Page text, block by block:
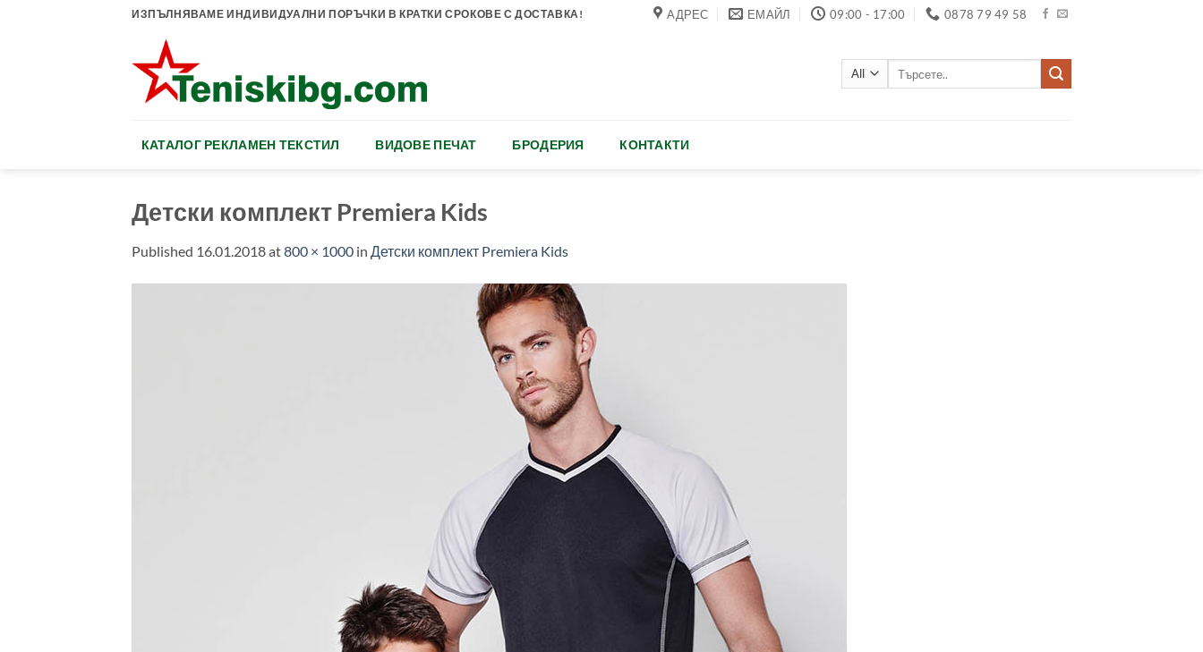
ИЗПЪЛНЯВАМЕ ИНДИВИДУАЛНИ ПОРЪЧКИ В КРАТКИ СРОКОВЕ С ДОСТАВКА! АДРЕС ЕМАЙЛ 09:00 - 17:00 0878 79 49 58
КАТАЛОГ РЕКЛАМЕН ТЕКСТИЛ ВИДОВЕ ПЕЧАТ БРОДЕРИЯ КОНТАКТИ
Детски комплект Premiera Kids
Published 16.01.2018at800 × 1000 in Детски комплект Premiera Kids